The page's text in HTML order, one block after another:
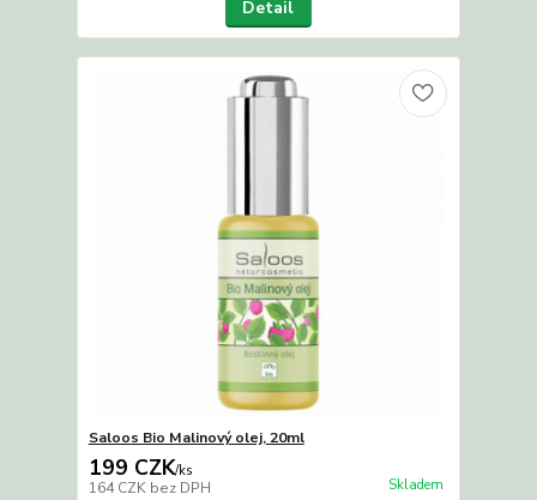
Detail
Saloos Bio Malinový olej, 20ml
199 CZK/ks
164 CZK bez DPH Skladem